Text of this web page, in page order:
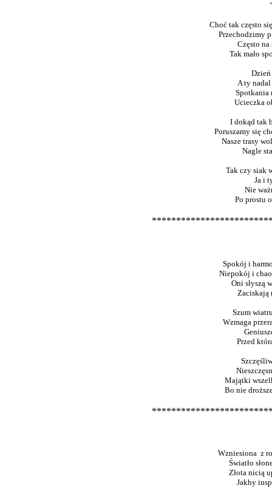
Choć tak często
Przechodzimy
Często
Tak mało
A ty
Spotkania
Ucieczka
I dokąd tak
Poruszamy się
Nasze trasy
Nagle
Tak czy siak
Ja i
Nie
Po prostu
Spokój i
Niepokój i
Oni słyszą
Zaciskają
Szum
Wzmaga
Przed
Majątki
Bo nie
Wzniesiona z
Światło
Złota nicią
Jakby